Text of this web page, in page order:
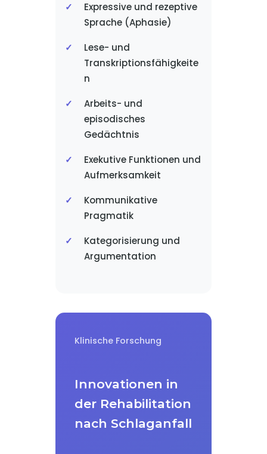
Expressive und rezeptive
Sprache (Aphasie)
Lese- und
Transkriptionsfähigkeite
n
Arbeits- und
episodisches
Gedächtnis
Exekutive Funktionen und
Aufmerksamkeit
Kommunikative
Pragmatik
Kategorisierung und
Argumentation
Klinische Forschung
Innovationen in
der Rehabilitation
nach Schlaganfall